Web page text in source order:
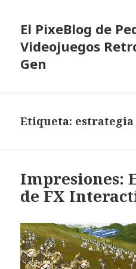
El PixeBlog de
Videojuegos
Gen
Etiqueta:
Impresiones:
de FX